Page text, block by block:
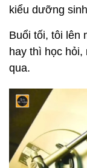
kiểu dưỡng
Buổi tối, tôi lên
hay thì học hỏi,
qua.